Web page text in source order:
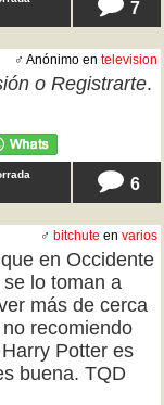
7
♂ Anónimo en television
o Registrarte.
6
♂ bitchute en varios
en Occidente
lo toman a
más de cerca
recomiendo
Potter es
buena. TQD